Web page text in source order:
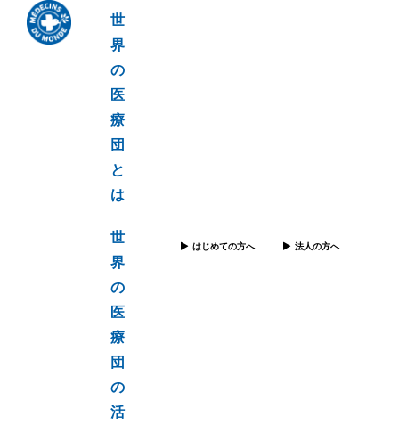
世
界
の
医
療
団
と
は
世
界
の
医
療
団
の
活
はじめての方へ 法人の方へ